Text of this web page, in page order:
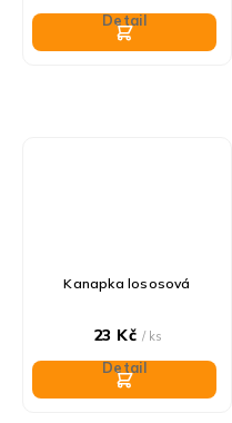
Detail
Kanapka lososová
23 Kč / ks
Detail